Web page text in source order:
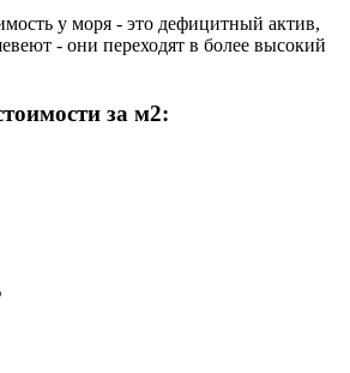
у моря - это дефицитный актив,
- они переходят в более высокий
за м2: